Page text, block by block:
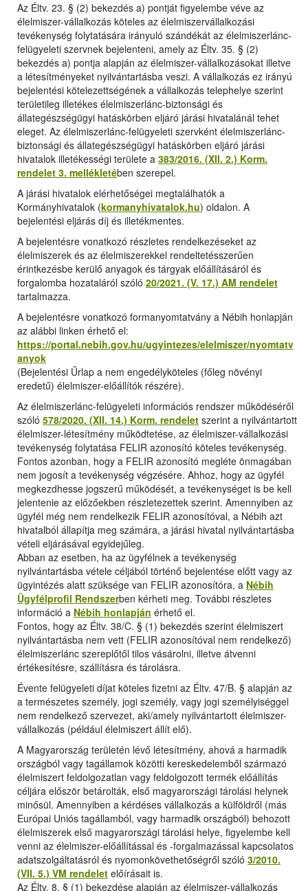
Az Éltv. 23. § (2) bekezdés a) pontját figyelembe véve az
élelmiszer-vállalkozás köteles az élelmiszervállalkozási
tevékenység folytatására irányuló szándékát az élelmiszerlánc-
felügyeleti szervnek bejelenteni, amely az Éltv. 35. § (2)
bekezdés a) pontja alapján az élelmiszer-vállalkozásokat illetve
a létesítményeket nyilvántartásba veszi. A vállalkozás ez irányú
bejelentési kötelezettségének a vállalkozás telephelye szerint
területileg illetékes élelmiszerlánc-biztonsági és
állategészségügyi hatáskörben eljáró járási hivatalánál tehet
eleget. Az élelmiszerlánc-felügyeleti szervként élelmiszerlánc-
biztonsági és állategészségügyi hatáskörben eljáró járási
hivatalok illetékességi területe a 383/2016. (XII. 2.) Korm.
rendelet 3. mellékletében szerepel.
A járási hivatalok elérhetőségei megtalálhatók a
Kormányhivatalok (kormanyhivatalok.hu) oldalon. A
bejelentési eljárás díj és illetékmentes.
A bejelentésre vonatkozó részletes rendelkezéseket az
élelmiszerek és az élelmiszerekkel rendeltetésszerűen
érintkezésbe kerülő anyagok és tárgyak előállításáról és
forgalomba hozataláról szóló 20/2021. (V. 17.) AM rendelet
tartalmazza.
A bejelentésre vonatkozó formanyomtatvány a Nébih honlapján
az alábbi linken érhető el:
https://portal.nebih.gov.hu/ugyintezes/elelmiszer/nyomtatv
anyok
(Bejelentési Űrlap a nem engedélyköteles (főleg növényi
eredetű) élelmiszer-előállítók részére).
Az élelmiszerlánc-felügyeleti információs rendszer működéséről
szóló 578/2020. (XII. 14.) Korm. rendelet szerint a nyilvántartott
élelmiszer-létesítmény működtetése, az élelmiszer-vállalkozási
tevékenység folytatása FELIR azonosító köteles tevékenység.
Fontos azonban, hogy a FELIR azonosító megléte önmagában
nem jogosít a tevékenység végzésére. Ahhoz, hogy az ügyfél
megkezdhesse jogszerű működését, a tevékenységet is be kell
jelentenie az előzőekben részletezettek szerint. Amennyiben az
ügyfél még nem rendelkezik FELIR azonosítóval, a Nébih azt
hivatalból állapítja meg számára, a járási hivatal nyilvántartásba
vételi eljárásával egyidejűleg.
Abban az esetben, ha az ügyfélnek a tevékenység
nyilvántartásba vétele céljából történő bejelentése előtt vagy az
ügyintézés alatt szüksége van FELIR azonosítóra, a Nébih
Ügyfélprofil Rendszerben kérheti meg. További részletes
információ a Nébih honlapján érhető el.
Fontos, hogy az Éltv. 38/C. § (1) bekezdés szerint élelmiszert
nyilvántartásba nem vett (FELIR azonosítóval nem rendelkező)
élelmiszerlánc szereplőtől tilos vásárolni, illetve átvenni
értékesítésre, szállításra és tárolásra.
Évente felügyeleti díjat köteles fizetni az Éltv. 47/B. § alapján az
a természetes személy, jogi személy, vagy jogi személyiséggel
nem rendelkező szervezet, aki/amely nyilvántartott élelmiszer-
vállalkozás (például élelmiszert állít elő).
A Magyarország területén lévő létesítmény, ahová a harmadik
országból vagy tagállamok közötti kereskedelemből származó
élelmiszert feldolgozatlan vagy feldolgozott termék előállítás
céljára először betárolták, első magyarországi tárolási helynek
minősül. Amennyiben a kérdéses vállalkozás a külföldről (más
Európai Uniós tagállamból, vagy harmadik országból) behozott
élelmiszerek első magyarországi tárolási helye, figyelembe kell
venni az élelmiszer-előállítással és -forgalmazással kapcsolatos
adatszolgáltatásról és nyomonkövethetőségről szóló 3/2010.
(VII. 5.) VM rendelet előírásait is.
Az Éltv. 8. § (1) bekezdése alapján az élelmiszer-vállalkozás